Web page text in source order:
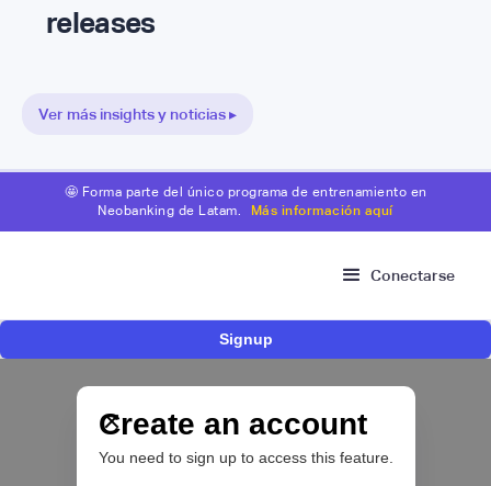
releases
Ver más insights y noticias ▸
🤩 Forma parte del único programa de entrenamiento en
Neobanking de Latam.
Más información aquí
Conectarse
Signup
Create an account
You need to sign up to access this feature.
IA para automatizar la gestión de tesorería de
las PYMEs
BFM 👔